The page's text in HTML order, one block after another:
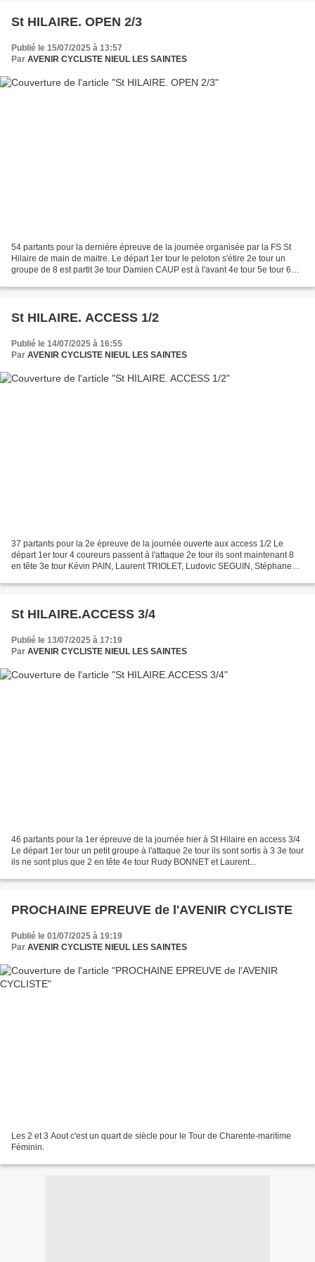
St HILAIRE. OPEN 2/3
Publié le 15/07/2025 à 13:57
Par AVENIR CYCLISTE NIEUL LES SAINTES
54 partants pour la derniére épreuve de la journée organisée par la FS St
Hilaire de main de maitre. Le départ 1er tour le peloton s'étire 2e tour un
groupe de 8 est partit 3e tour Damien CAUP est à l'avant 4e tour 5e tour 6e
St HILAIRE. ACCESS 1/2
Publié le 14/07/2025 à 16:55
Par AVENIR CYCLISTE NIEUL LES SAINTES
37 partants pour la 2e épreuve de la journée ouverte aux access 1/2 Le
départ 1er tour 4 coureurs passent à l'attaque 2e tour ils sont maintenant 8
en tête 3e tour Kévin PAIN, Laurent TRIOLET, Ludovic SEGUIN, Stéphane
St HILAIRE.ACCESS 3/4
Publié le 13/07/2025 à 17:19
Par AVENIR CYCLISTE NIEUL LES SAINTES
46 partants pour la 1er épreuve de la journée hier à St Hilaire en access 3/4
Le départ 1er tour un petit groupe à l'attaque 2e tour ils sont sortis à 3 3e tour
ils ne sont plus que 2 en tête 4e tour Rudy BONNET et Laurent...
PROCHAINE EPREUVE de l'AVENIR CYCLISTE
Publié le 01/07/2025 à 19:19
Par AVENIR CYCLISTE NIEUL LES SAINTES
Les 2 et 3 Aout c'est un quart de siècle pour le Tour de Charente-maritime
Féminin.